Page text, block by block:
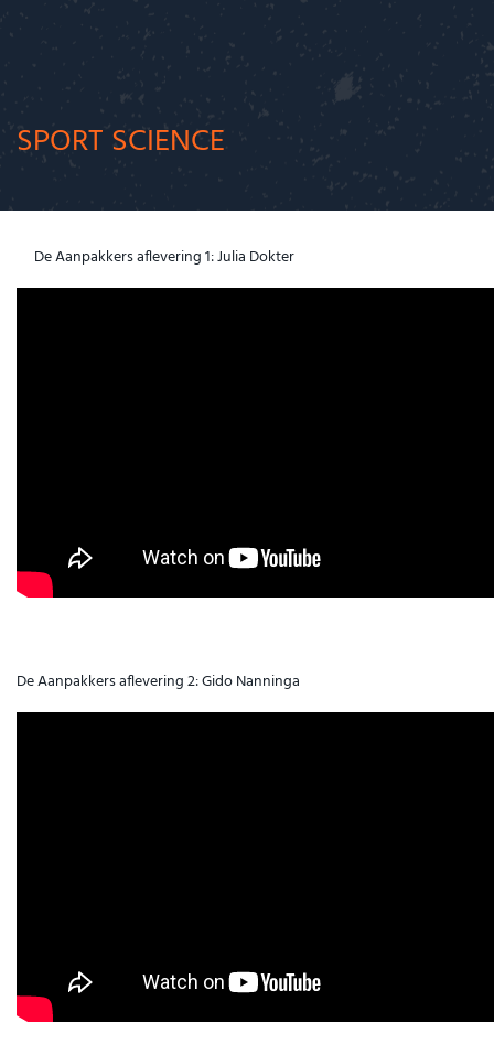
SPORT SCIENCE
De Aanpakkers aflevering 1: Julia Dokter
De Aanpakkers aflevering 2: Gido Nanninga